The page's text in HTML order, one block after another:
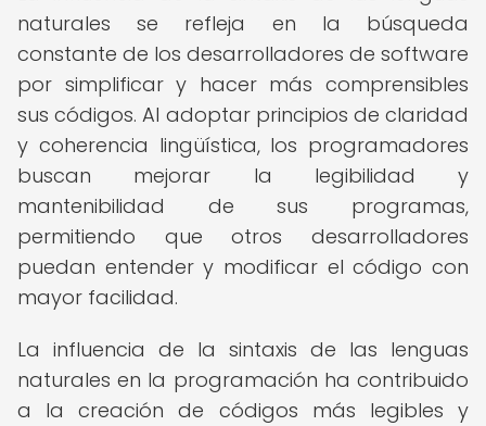
naturales se refleja en la búsqueda
constante de los desarrolladores de software
por simplificar y hacer más comprensibles
sus códigos. Al adoptar principios de claridad
y coherencia lingüística, los programadores
buscan mejorar la legibilidad y
mantenibilidad de sus programas,
permitiendo que otros desarrolladores
puedan entender y modificar el código con
mayor facilidad.
La influencia de la sintaxis de las lenguas
naturales en la programación ha contribuido
a la creación de códigos más legibles y